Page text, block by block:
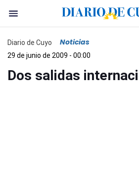
Diario de Cuyo Noticias
29 de junio de 2009 - 00:00
Dos salidas